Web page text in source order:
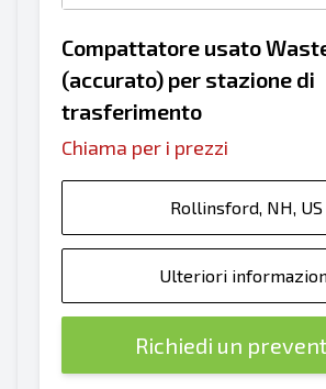
Compattatore usato
(accurato) per stazione di
trasferimento
Chiama per i prezzi
Rollinsford, NH, US
Ulteriori
Richiedi un